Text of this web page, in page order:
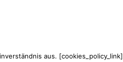
aus. [cookies_policy_link]